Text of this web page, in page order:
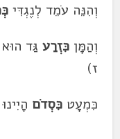
וְהִנֵּה עֹמֵד לְנֶגְדִּי
וְהַמָּןכִּזְרַע גַּד
ז)
כִּמְעָטכִּסְדֹם